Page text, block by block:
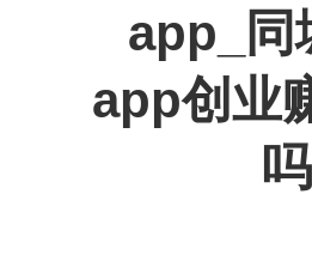
app_同
app创业
吗